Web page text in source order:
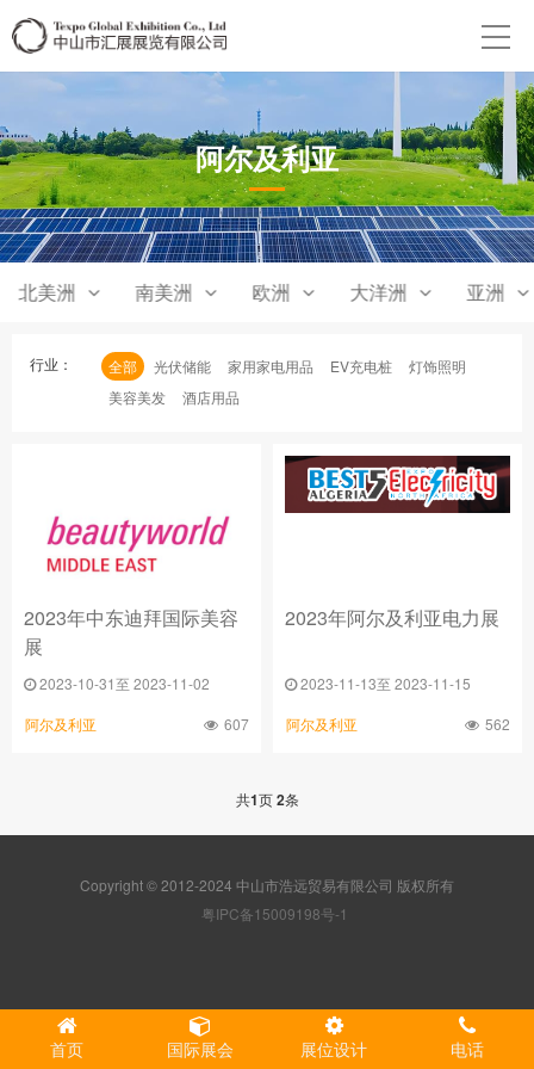
阿尔及利亚
北美洲 南美洲 欧洲 大洋洲 亚洲
行业： 全部 光伏储能 家用家电用品 EV充电桩
灯饰照明
美容美发
酒店用品
2023年中东迪拜国际美容
展
2023-10-31至 2023-11-02
阿尔及利亚 607
2023年阿尔及利亚电力展
2023-11-13至 2023-11-15
阿尔及利亚 562
共1页2条
Copyright © 2012-2024 中山市浩远贸易有限公司 版权所有
粤IPC备15009198号-1
首页 国际展会 展位设计 电话